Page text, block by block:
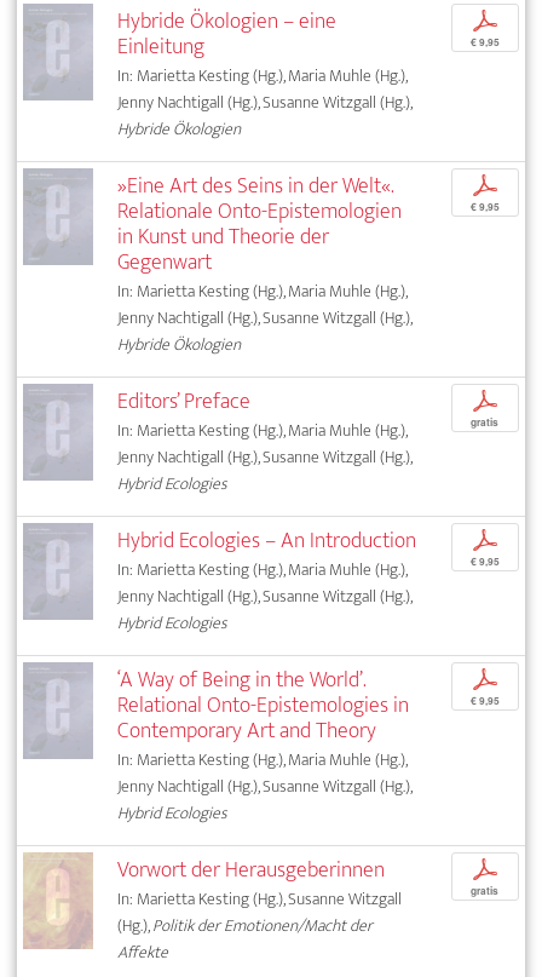
Hybride Ökologien – eine
Einleitung
In: Marietta Kesting (Hg.), Maria Muhle (Hg.),
Jenny Nachtigall (Hg.), Susanne Witzgall (Hg.),
Hybride Ökologien
p
€ 9,95
»Eine Art des Seins in der Welt«.
Relationale Onto-Epistemologien
in Kunst und Theorie der
Gegenwart
In: Marietta Kesting (Hg.), Maria Muhle (Hg.),
Jenny Nachtigall (Hg.), Susanne Witzgall (Hg.),
Hybride Ökologien
p
€ 9,95
Editors’ Preface
In: Marietta Kesting (Hg.), Maria Muhle (Hg.),
Jenny Nachtigall (Hg.), Susanne Witzgall (Hg.),
Hybrid Ecologies
p
gratis
Hybrid Ecologies – An Introduction
In: Marietta Kesting (Hg.), Maria Muhle (Hg.),
Jenny Nachtigall (Hg.), Susanne Witzgall (Hg.),
Hybrid Ecologies
p
€ 9,95
‘A Way of Being in the World’.
Relational Onto-Epistemologies in
Contemporary Art and Theory
In: Marietta Kesting (Hg.), Maria Muhle (Hg.),
Jenny Nachtigall (Hg.), Susanne Witzgall (Hg.),
Hybrid Ecologies
p
€ 9,95
Vorwort der Herausgeberinnen
In: Marietta Kesting (Hg.), Susanne Witzgall
(Hg.),Politik der Emotionen/Macht der
Affekte
p
gratis